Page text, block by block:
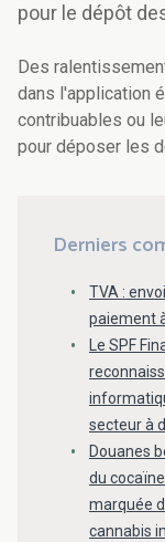
pour le dépôt
Des
dans l'application
contribuables ou
pour déposer les
Derniers
TVA :
paiement
Le SPF
secteur à
Douanes
du
marquée
cannabis